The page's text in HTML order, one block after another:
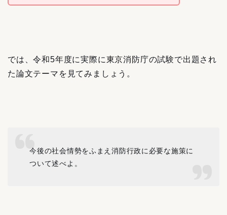
では、令和5年度に実際に東京消防庁の試験で出題され
た論文テーマを見てみましょう。
今後の社会情勢をふまえ消防⾏政に必要な施策に
ついて述べよ。